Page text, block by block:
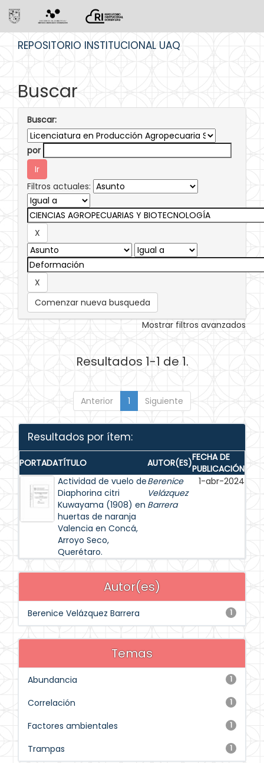
REPOSITORIO INSTITUCIONAL UAQ
Buscar
Buscar:
por
Filtros actuales:
Comenzar nueva busqueda
Mostrar filtros avanzados
Resultados 1-1 de 1.
Anterior 1 Siguiente
Resultados por ítem:
PORTADATÍTULO AUTOR(ES)FECHA DE
PUBLICACIÓN
Actividad de vuelo de
Diaphorina citri
Kuwayama (1908) en
huertas de naranja
Valencia en Concá,
Arroyo Seco,
Querétaro.
Berenice
Velázquez
Barrera
1-abr-2024
Autor(es)
1
Berenice Velázquez Barrera
Temas
1
Abundancia
1
Correlación
1
Factores ambientales
1
Trampas